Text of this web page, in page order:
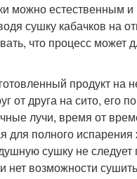
можно естественным и
сушку кабачков на
что процесс может
продукт на
от друга на сито, его
лучи, время от
для полного испарения
сушку не следует
нет возможности